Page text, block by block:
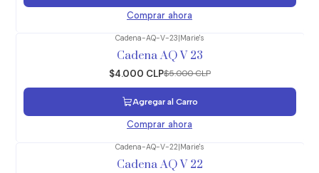
Comprar ahora
Cadena-AQ-V-23|Marie's
Cadena AQ V 23
$4.000 CLP$5.000 CLP
Agregar al Carro
Comprar ahora
Cadena-AQ-V-22 Marie's
Cadena AQ V 22